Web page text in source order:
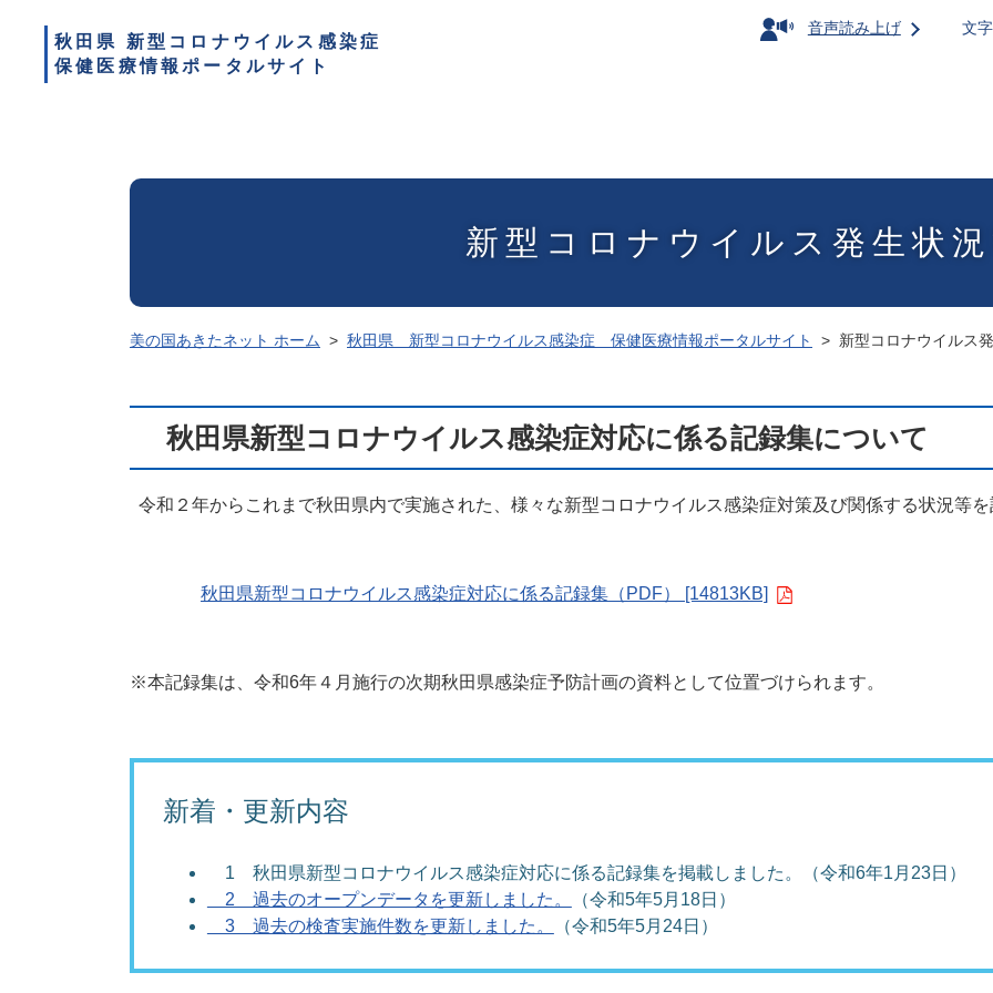
秋田県 新型コロナウイルス感染症
保健医療情報ポータルサイト
音声読み上げ 文
新型コロナウイルス発生状況
美の国あきたネット ホーム 秋田県 新型コロナウイルス感染症 保健医療情報ポータルサイト 新型コロナウイルス
秋田県新型コロナウイルス感染症対応に係る記録集について
令和２年からこれまで秋田県内で実施された、様々な新型コロナウイルス感染症対策及び関係する状況等を
秋田県新型コロナウイルス感染症対応に係る記録集（PDF） [14813KB]
※本記録集は、令和6年４月施行の次期秋田県感染症予防計画の資料として位置づけられます。
新着・更新内容
1 秋田県新型コロナウイルス感染症対応に係る記録集を掲載しました。（令和6年1月23日）
2 過去のオープンデータを更新しました。
（令和5年5月18日）
3 過去の検査実施件数を更新しました。
（令和5年5月24日）